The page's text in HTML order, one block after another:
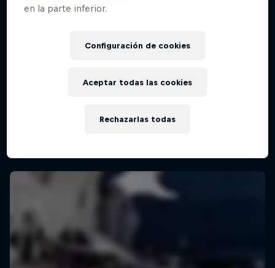
en la parte inferior.
Configuración de cookies
Rechazarlas todas
Aceptar todas las cookies